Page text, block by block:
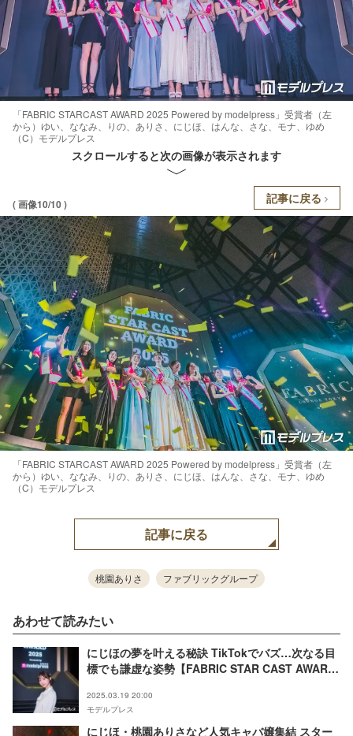
「FABRIC STARCAST AWARD 2025 Powered by modelpress」受賞者（左
から）ゆい、ななみ、りの、ありさ、にじほ、はんな、さな、モナ、ゆめ
（C）モデルプレス
スクロールすると次の画像が表示されます
( 画像10/10 ) 記事に戻る
「FABRIC STARCAST AWARD 2025 Powered by modelpress」受賞者（左
から）ゆい、ななみ、りの、ありさ、にじほ、はんな、さな、モナ、ゆめ
（C）モデルプレス
記事に戻る
桃園ありさ ファブリックグループ
あわせて読みたい
にじほの夢を叶える秘訣 TikTokでバズ…次なる目
標でも謙虚な姿勢【FABRIC STAR CAST AWARD
2025.03.19 20:00
モデルプレス
にじほ・桃園ありさなど人気キャバ嬢集結 スター